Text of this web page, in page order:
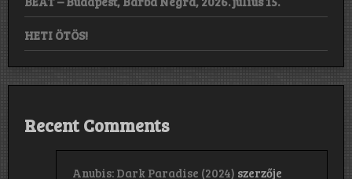
HETI ÖTÖS!
Recent Comments
Anubis: Dark Paradise (2024) szerzője